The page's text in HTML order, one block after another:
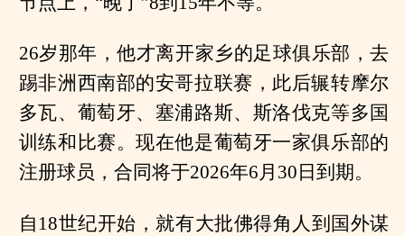
26岁那年，他才离开家乡的足球俱乐部，去
踢非洲西南部的安哥拉联赛，此后辗转摩尔
多瓦、葡萄牙、塞浦路斯、斯洛伐克等多国
训练和比赛。现在他是葡萄牙一家俱乐部的
注册球员，合同将于2026年6月30日到期。
自18世纪开始，就有大批佛得角人到国外谋